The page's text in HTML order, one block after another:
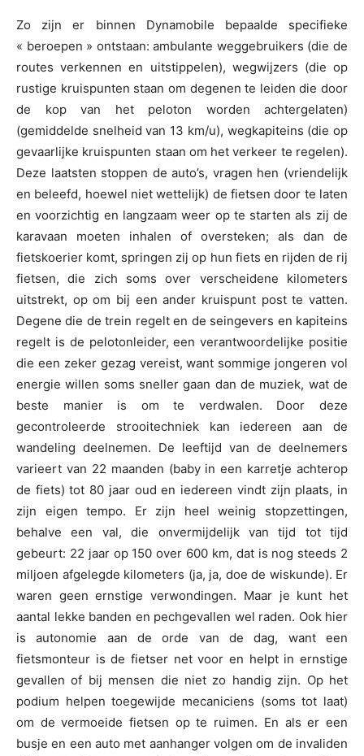
Zo zijn er binnen Dynamobile bepaalde specifieke
« beroepen » ontstaan: ambulante weggebruikers (die de
routes verkennen en uitstippelen), wegwijzers (die op
rustige kruispunten staan om degenen te leiden die door
de kop van het peloton worden achtergelaten)
(gemiddelde snelheid van 13 km/u), wegkapiteins (die op
gevaarlijke kruispunten staan om het verkeer te regelen).
Deze laatsten stoppen de auto’s, vragen hen (vriendelijk
en beleefd, hoewel niet wettelijk) de fietsen door te laten
en voorzichtig en langzaam weer op te starten als zij de
karavaan moeten inhalen of oversteken; als dan de
fietskoerier komt, springen zij op hun fiets en rijden de rij
fietsen, die zich soms over verscheidene kilometers
uitstrekt, op om bij een ander kruispunt post te vatten.
Degene die de trein regelt en de seingevers en kapiteins
regelt is de pelotonleider, een verantwoordelijke positie
die een zeker gezag vereist, want sommige jongeren vol
energie willen soms sneller gaan dan de muziek, wat de
beste manier is om te verdwalen. Door deze
gecontroleerde strooitechniek kan iedereen aan de
wandeling deelnemen. De leeftijd van de deelnemers
varieert van 22 maanden (baby in een karretje achterop
de fiets) tot 80 jaar oud en iedereen vindt zijn plaats, in
zijn eigen tempo. Er zijn heel weinig stopzettingen,
behalve een val, die onvermijdelijk van tijd tot tijd
gebeurt: 22 jaar op 150 over 600 km, dat is nog steeds 2
miljoen afgelegde kilometers (ja, ja, doe de wiskunde). Er
waren geen ernstige verwondingen. Maar je kunt het
aantal lekke banden en pechgevallen wel raden. Ook hier
is autonomie aan de orde van de dag, want een
fietsmonteur is de fietser net voor en helpt in ernstige
gevallen of bij mensen die niet zo handig zijn. Op het
podium helpen toegewijde mecaniciens (soms tot laat)
om de vermoeide fietsen op te ruimen. En als er een
busje en een auto met aanhanger volgen om de invaliden